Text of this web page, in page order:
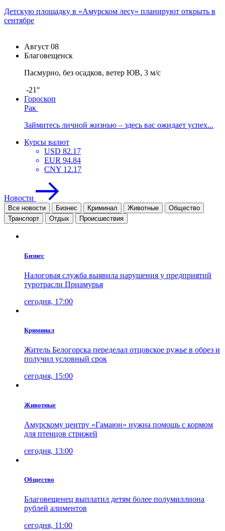
Детскую площадку в «Амурском лесу» планируют открыть в
сентябре
Август 08
Благовещенск
Пасмурно, без осадков, ветер ЮВ, 3 м/с
-21°
Гороскоп
Рак
Займитесь личной жизнью – здесь вас ожидает успех...
Курсы валют
USD 82.17
EUR 94.84
CNY 12.17
Новости
Все новости Бизнес Криминал Животные
Общество
Транспорт
Отдых Проиcшествия
Бизнес
Налоговая служба выявила нарушения у предприятий
туротрасли Приамурья
сегодня, 17:00
Криминал
Житель Белогорска переделал отцовское ружье в обрез и
получил условный срок
сегодня, 15:00
Животные
Амурскому центру «Гамаюн» нужна помощь с кормом
для птенцов стрижей
сегодня, 13:00
Общество
Благовещенец выплатил детям более полумиллиона
рублей алиментов
сегодня, 11:00